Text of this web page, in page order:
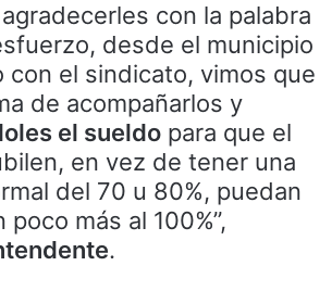
con la palabra
desde el municipio
con el sindicato, vimos que
de acompañarlos y
el sueldo para que el
en vez de tener una
del 70 u 80%, puedan
más al 100%”,
.